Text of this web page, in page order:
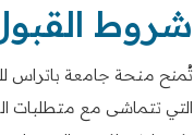
شروط
تُمنح منحة جامعة باتراس
التي تتماشى مع متطلبات